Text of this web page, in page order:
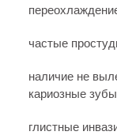
частые
наличие не
кариозные
глистные